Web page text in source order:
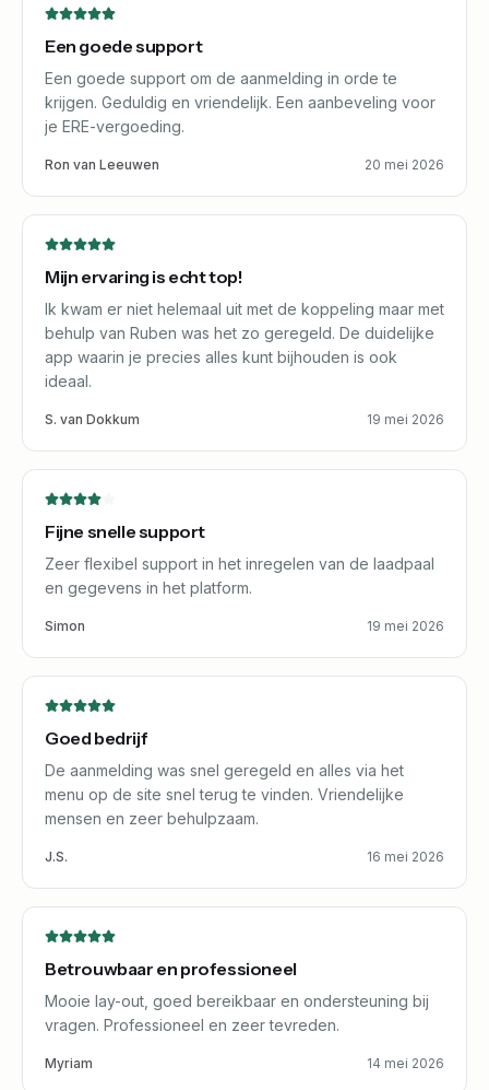
Een goede support
Een goede support om de aanmelding in orde te
krijgen. Geduldig en vriendelijk. Een aanbeveling voor
je ERE-vergoeding.
Ron van Leeuwen 20 mei 2026
Mijn ervaring is echt top!
Ik kwam er niet helemaal uit met de koppeling maar met
behulp van Ruben was het zo geregeld. De duidelijke
app waarin je precies alles kunt bijhouden is ook
ideaal.
S. van Dokkum 19 mei 2026
Fijne snelle support
Zeer flexibel support in het inregelen van de laadpaal
en gegevens in het platform.
Simon 19 mei 2026
Goed bedrijf
De aanmelding was snel geregeld en alles via het
menu op de site snel terug te vinden. Vriendelijke
mensen en zeer behulpzaam.
J.S. 16 mei 2026
Betrouwbaar en professioneel
Mooie lay-out, goed bereikbaar en ondersteuning bij
vragen. Professioneel en zeer tevreden.
Myriam 14 mei 2026